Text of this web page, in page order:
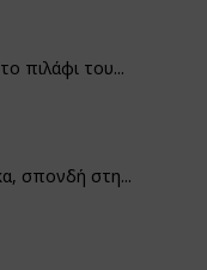
πιλάφι του...
σπονδή στη...